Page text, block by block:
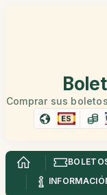
Comprar sus
ES